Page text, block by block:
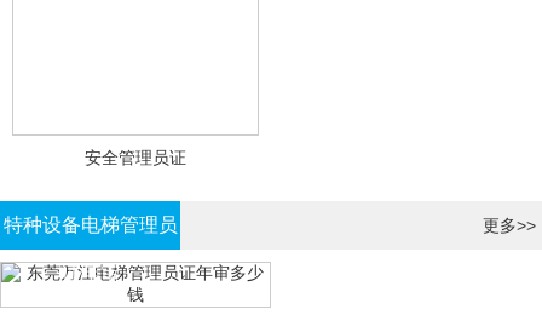
安全管理员证
特种设备电梯管理员
证年审
更多>>